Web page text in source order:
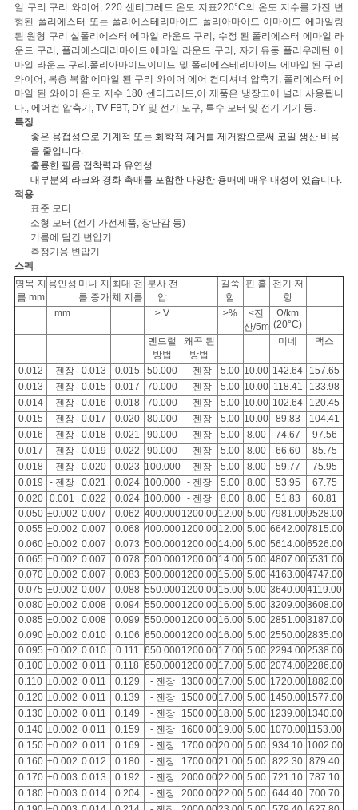
요
뉴
스
인
용
문
을
요
세
요
사
이
트
맵
PRIVACY
POLICY
일 구리 구리 와이어, 220 센티그레드 온도 지표220°C의 온도 지수를 가진 변
형된 폴리에스터 또는 폴리에스테리마이드 폴리아마이드-이마이드 에마일링
된 원형 구리 실폴리에스터 에마일 라운드 구리, 수정 된 폴리에스터 에마일 라
운드 구리, 폴리에스테리마이드 에마일 라운드 구리, 자기 유동 폴리우레탄 에
마일 라운드 구리.폴리아마이드이미드 및 폴리에스테리마이드 에마일 된 구리
와이어, 복층 복합 에마일 된 구리 와이어 에어 컨디셔너 압축기, 폴리에스터 에
마일 된 와이어 온도 지수 180 센티그레드,이 제품은 냉장고에 널리 사용됩니
다., 에어컨 압축기, TV FBT, DY 및 전기 도구, 특수 모터 및 전기 기기 등.
특징
좋은 용접성으로 기계적 또는 화학적 제거를 제거함으로써 코일 생산 비용
을 줄입니다.
훌륭한 필름 접착력과 유연성
대부분의 라크와 경화 촉매를 포함한 다양한 용매에 매우 내성이 있습니다.
적용
표준 모터
소형 모터 (전기 가전제품, 장난감 등)
기름에 담긴 변압기
측정기용 변압기
스펙
명목 지
름 mm
용인성 미니 지
름 증가
최대 전
체 지름
분사 전
압
길쭉
함
핀 홀
전기 저
항
mm
≥ V ≥%
≤전
산/5m
Ω/km
(20°C)
멘드럴
방법
왜곡 된
방법
미네 맥스
0.012 - 젠장 0.013 0.015 50.000 - 젠장 5.00 10.00 142.64
157.65
0.013
- 젠장 0.015 0.017 70.000 - 젠장 5.00 10.00 118.41
133.98
0.014
- 젠장 0.016 0.018 70.000 - 젠장 5.00 10.00 102.64
120.45
0.015
- 젠장 0.017 0.020 80.000 - 젠장 5.00 10.00 89.83
104.41
0.016
- 젠장 0.018 0.021 90.000 - 젠장 5.00 8.00 74.67
97.56
0.017
- 젠장 0.019 0.022 90.000 - 젠장 5.00 8.00 66.60
85.75
0.018
- 젠장 0.020 0.023 100.000 - 젠장 5.00 8.00 59.77
75.95
0.019
- 젠장 0.021 0.024 100.000 - 젠장 5.00 8.00 53.95
67.75
0.020
0.001 0.022 0.024 100.000 - 젠장 8.00 8.00 51.83
60.81
0.050 ±0.002 0.007 0.062 400.0001200.0012.00 5.00 7981.009528.00
0.055 ±0.002 0.007 0.068 400.0001200.0012.00 5.00 6642.007815.00
0.060 ±0.002 0.007 0.073 500.0001200.0014.00 5.00 5614.006526.00
0.065 ±0.002 0.007 0.078 500.0001200.0014.00 5.00 4807.005531.00
0.070 ±0.002 0.007 0.083 500.0001200.0015.00 5.00 4163.004747.00
0.075 ±0.002 0.007 0.088 550.0001200.0015.00 5.00 3640.004119.00
0.080 ±0.002 0.008 0.094 550.0001200.0016.00 5.00 3209.003608.00
0.085 ±0.002 0.008 0.099 550.0001200.0016.00 5.00 2851.003187.00
0.090 ±0.002 0.010 0.106 650.0001200.0016.00 5.00 2550.002835.00
0.095 ±0.002 0.010 0.111 650.0001200.0017.00 5.00 2294.002538.00
0.100 ±0.002 0.011 0.118 650.0001200.0017.00 5.00 2074.002286.00
0.110 ±0.002 0.011 0.129 - 젠장 1300.0017.00 5.00 1720.001882.00
0.120 ±0.002 0.011 0.139 - 젠장 1500.0017.00 5.00 1450.001577.00
0.130 ±0.002 0.011 0.149 - 젠장 1500.0018.00 5.00 1239.001340.00
0.140 ±0.002 0.011 0.159 - 젠장 1600.0019.00 5.00 1070.001153.00
0.150 ±0.002 0.011 0.169 - 젠장 1700.0020.00 5.00 934.10 1002.00
0.160 ±0.002 0.012 0.180 - 젠장 1700.0021.00 5.00 822.30
879.40
0.170 ±0.003 0.013 0.192 - 젠장 2000.0022.00 5.00 721.10
787.10
0.180 ±0.003 0.014 0.204 - 젠장 2000.0022.00 5.00 644.40
700.70